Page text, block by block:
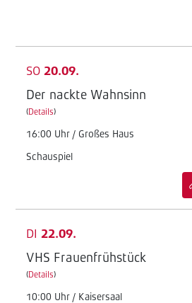
SO 20.09.
Der nackte Wahnsinn
(Details)
16:00 Uhr / Großes Haus
Schauspiel
DI 22.09.
VHS Frauenfrühstück
(Details)
10:00 Uhr / Kaisersaal